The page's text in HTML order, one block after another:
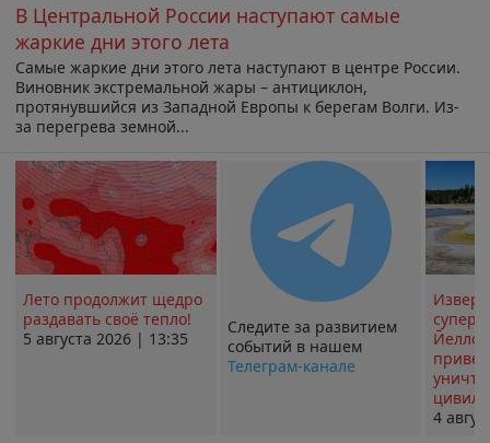
В Центральной России наступают самые
жаркие дни этого лета
Самые жаркие дни этого лета наступают в центре России.
Виновник экстремальной жары – антициклон,
протянувшийся из Западной Европы к берегам Волги. Из-
за перегрева земной...
Лето продолжит щедро
раздавать своё тепло!
5 августа 2026 | 13:35
Следите за развитием
событий в нашем
Телеграм-канале
4